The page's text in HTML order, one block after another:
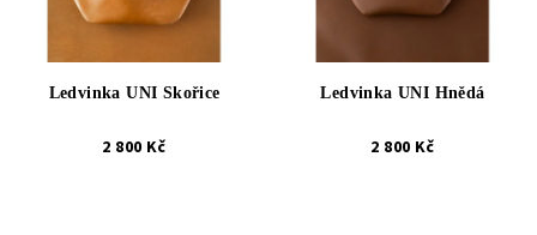
Ledvinka UNI Skořice
2 800 Kč
Ledvinka UNI Hnědá
2 800 Kč